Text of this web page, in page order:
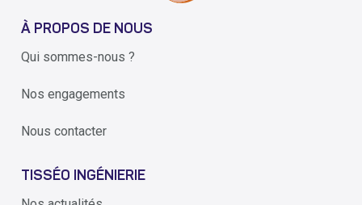
À PROPOS DE NOUS
Qui sommes-nous ?
Nos engagements
Nous contacter
TISSÉO INGÉNIERIE